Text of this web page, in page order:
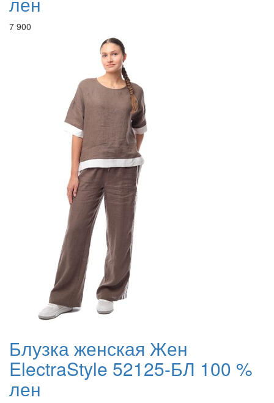
7 900
Блузка женская Жен
ElectraStyle 52125-БЛ 100 %
лен